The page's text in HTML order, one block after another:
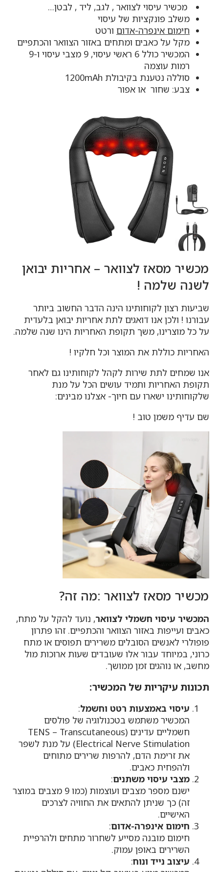
מכשיר עיסוי לצוואר , לגב, ליד , לבטן…
משלב פונקציות של עיסוי
חימום אינפרה-אדום ורטט
מקל על כאבים ומתחים באזור הצוואר והכתפיים
המכשיר כולל 6 ראשי עיסוי, 9 מצבי עיסוי ו-9
רמות עוצמה
סוללה נטענת בקיבולת 1200mAh
צבע: שחור או אפור
מכשיר מסאז לצוואר – אחריות יבואן
לשנה שלמה !
שביעות רצון לקוחותינו הינה הדבר החשוב ביותר
עבורנו ! ולכן אנו דואגים לתת אחריות יבואן בלעדית
על כל מוצרינו, משך תקופת האחריות הינו שנה שלמה.
האחריות כוללת את המוצר וכל חלקיו !
אנו שמחים לתת שירות לקהל לקוחותינו גם לאחר
תקופת האחריות ותמיד עושים הכל על מנת
שלקוחותינו ישארו עם חיוך- אצלנו מבינים:
שם עדיף משמן טוב !
מכשיר מסאז לצוואר :מה זה?
המכשיר עיסוי חשמלי לצוואר, נועד להקל על מתח,
כאבים ועייפות באזור הצוואר והכתפיים. זהו פתרון
פופולרי לאנשים הסובלים משרירים תפוסים או מתח
כרוני, במיוחד עבור אלו שעובדים שעות ארוכות מול
מחשב, או נוהגים זמן ממושך.
תכונות עיקריות של המכשיר:
עיסוי באמצעות רטט וחשמל:
המכשיר משתמש בטכנולוגיה של פולסים
חשמליים עדינים (TENS – Transcutaneous
Electrical Nerve Stimulation) על מנת לשפר
את זרימת הדם, להרפות שרירים מתוחים
ולהפחית כאבים.
מצבי עיסוי משתנים:
ישנם מספר מצבים ועוצמות (כמו 9 מצבים במוצר
זה) כך שניתן להתאים את החוויה לצרכים
האישיים.
חימום אינפרה-אדום:
חימום מובנה מסייע לשחרור מתחים ולהרפיית
השרירים באופן עמוק.
עיצוב נייד ונוח: